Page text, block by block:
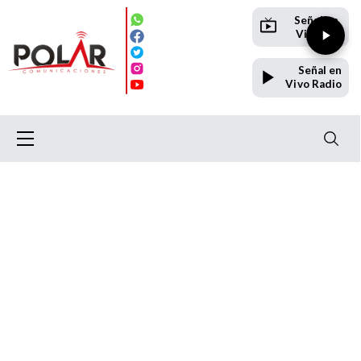
Señal en
Vivo TV
Señal en
Vivo Radio